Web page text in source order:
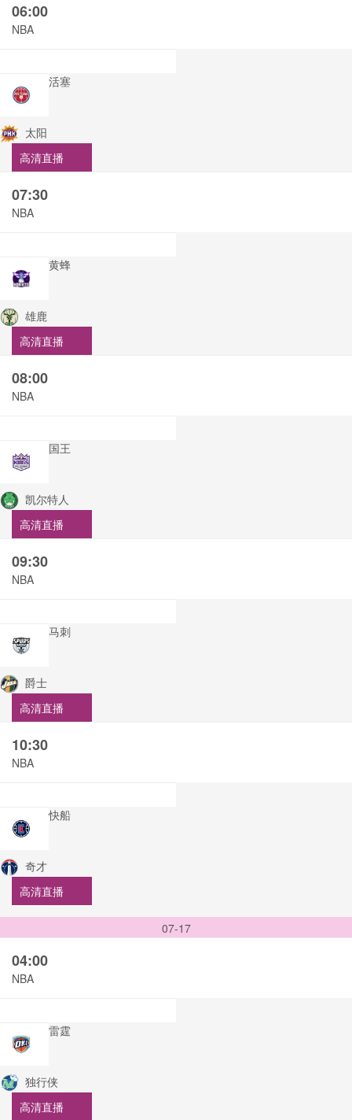
06:00
NBA
活塞
太阳
高清直播
07:30
NBA
黄蜂
雄鹿
高清直播
08:00
NBA
国王
凯尔特人
高清直播
09:30
NBA
马刺
爵士
高清直播
10:30
NBA
快船
奇才
高清直播
07-17
04:00
NBA
雷霆
独行侠
高清直播